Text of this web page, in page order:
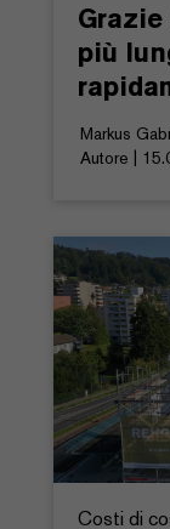
più
Markus
Autore |
Costi di